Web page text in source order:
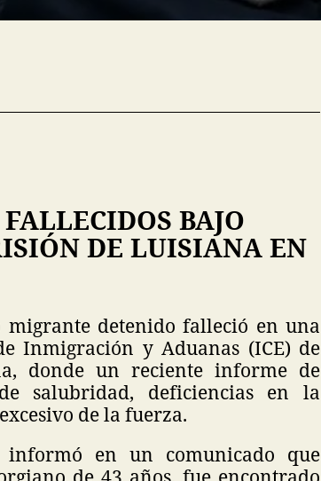
BAJO
DE LUISIANA EN
migrante detenido falleció en una
Inmigración y Aduanas (ICE) de
donde un reciente informe de
salubridad, deficiencias en la
de la fuerza.
en un comunicado que